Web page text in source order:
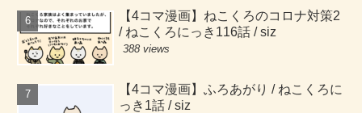
【4コマ漫画】ねこくろのコロナ対策2
/ ねこくろにっき116話 / siz
388 views
【4コマ漫画】ふろあがり / ねこくろに
っき1話 / siz